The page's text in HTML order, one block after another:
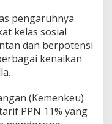
pengaruhnya
kelas sosial
dan berpotensi
kenaikan
(Kemenkeu)
PPN 11% yang